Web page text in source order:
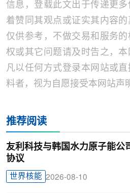
信息，登载此文出于传递更
着赞同其观点或证实其内容
仅供参考，不做交易和服务
权或其它问题请及时告之，本
凡以任何方式登录本网站或
料者，视为自愿接受本网站声
推荐阅读
友利科技与韩国水力原子能公
协议
世界核能 2026-08-10